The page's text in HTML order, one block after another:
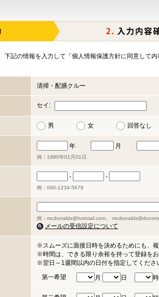
下記の情報を入力して「個人情報保護方針に同意して
清掃・配膳クルー
セイ:
男 女 回答なし
年 月
例：1990年01月01日
- -
例：090-1234-5678
例：mcdonalds@hotmail.com、
メールの受信設定について
※スムーズに面接日時を決めるためにも、複
※時間は、できる限り余裕を持って登録をお
※翌日～1週間以内の日付を指定してくださ
第一希望
月 日 時